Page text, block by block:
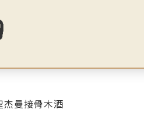
杰曼接骨木酒